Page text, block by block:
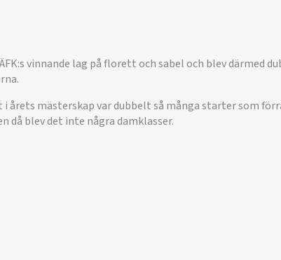
vinnande lag på florett och sabel och blev därmed
årets mästerskap var dubbelt så många starter som
då blev det inte några damklasser.